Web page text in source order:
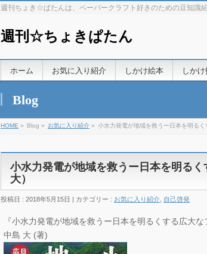
週刊ちょき☆ぱたんは、ペーパークラフト好きのための豆知識紹
週刊☆ちょきぱたん
ホーム お気に入り紹介 しかけ絵本 しか
Blog
HOME » Blog » お気に入り紹介 » 小水力発電が地域を救うー日本を明るく
小水力発電が地域を救うー日本を明る
大）
投稿日 : 2018年5月15日 | カテゴリー : お気に入り紹介 自己啓発
『小水力発電が地域を救うー日本を明るくする広大
中島 大 (著)